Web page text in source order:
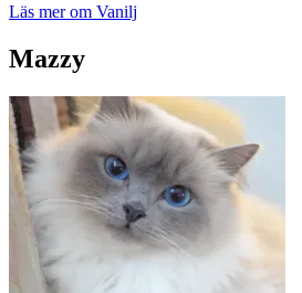
Läs mer om Vanilj
Mazzy